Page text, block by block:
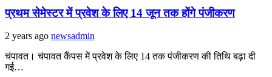
प्रथम सेमेस्टर में प्रवेश के लिए 14 जून तक होंगे पंजीकरण
2 years ago newsadmin
चंपावत। चंपावत कैंपस में प्रवेश के लिए 14 तक पंजीकरण की तिथि बढ़ा दी
गई…